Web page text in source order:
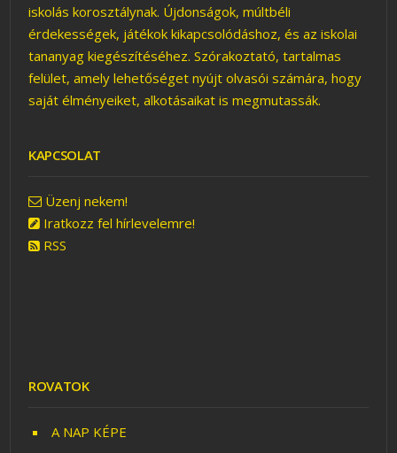
iskolás korosztálynak. Újdonságok, múltbéli
érdekességek, játékok kikapcsolódáshoz, és az iskolai
tananyag kiegészítéséhez. Szórakoztató, tartalmas
felület, amely lehetőséget nyújt olvasói számára, hogy
saját élményeiket, alkotásaikat is megmutassák.
KAPCSOLAT
Üzenj nekem!
Iratkozz fel hírlevelemre!
RSS
ROVATOK
A NAP KÉPE